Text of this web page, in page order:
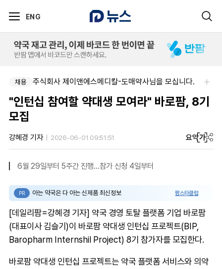
ENG
채용 주식회사 제이앤에스메디칼-도매약사님을 모십니다.
"인턴십 참여할 약대생 모여라" 바로팜, 8기
모집
강혜경 기자 2026-06-01 09:51:51 요약가
6월 29일부터 5주간 진행…참가 신청 4일부터
PR 아는 약국은 다 아는 신제품 최신정보 팜스타클럽
[데일리팜=강혜경 기자] 약국 경영 토탈 플랫폼 기업 바로팜
(대표이사 김슬기)이 바로팜 약대생 인턴십 프로젝트(BIP,
Baropharm Internshil Project) 8기 참가자를 모집한다.
바로팜 약대생 인턴십 프로젝트는 약국 플랫폼 서비스와 의약